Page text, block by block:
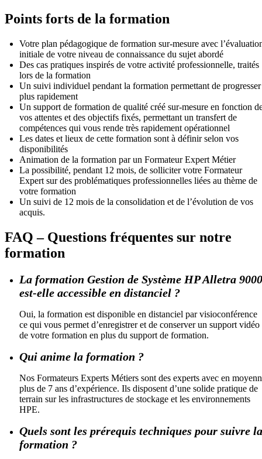
Points forts de la formation
Votre plan pédagogique de formation sur-mesure avec
initiale de votre niveau de connaissance du sujet abordé
Des cas pratiques inspirés de votre activité professionnelle, traités
lors de la formation
Un suivi individuel pendant la formation permettant de progresser
plus rapidement
Un support de formation de qualité créé sur-mesure en fonction
vos attentes et des objectifs fixés, permettant un transfert de
compétences qui vous rende très rapidement opérationnel
Les dates et lieux de cette formation sont à définir selon vos
disponibilités
Animation de la formation par un Formateur Expert Métier
La possibilité, pendant 12 mois, de solliciter votre Formateur
Expert sur des problématiques professionnelles liées au thème de
votre formation
Un suivi de 12 mois de la consolidation et de l’évolution de vos
acquis.
FAQ – Questions fréquentes sur notre
formation
La formation Gestion de Système HP Alletra 9000
est-elle accessible en distanciel ?
Oui, la formation est disponible en distanciel par visioconférence
ce qui vous permet d’enregistrer et de conserver un support vidéo
de votre formation en plus du support de formation.
Qui anime la formation ?
Nos Formateurs Experts Métiers sont des experts avec en
plus de 7 ans d’expérience. Ils disposent d’une solide pratique de
terrain sur les infrastructures de stockage et les environnements
HPE.
Quels sont les prérequis techniques pour suivre la
formation ?